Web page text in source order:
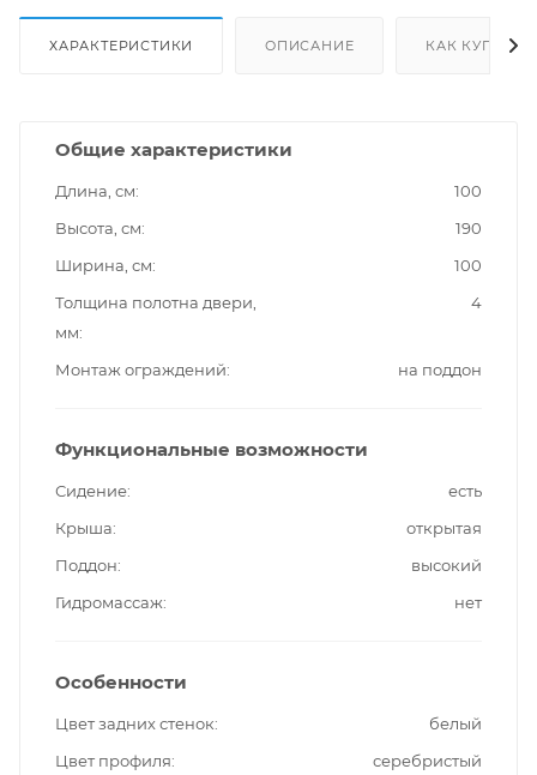
ХАРАКТЕРИСТИКИ ОПИСАНИЕ КАК КУПИТЬ
Общие характеристики
Длина, см
100
Высота, см
190
Ширина, см
100
Толщина полотна двери,
мм
4
Монтаж ограждений на поддон
Функциональные возможности
Сидение
есть
Крыша
открытая
Поддон
высокий
Гидромассаж
нет
Особенности
Цвет задних стенок
белый
Цвет профиля
серебристый